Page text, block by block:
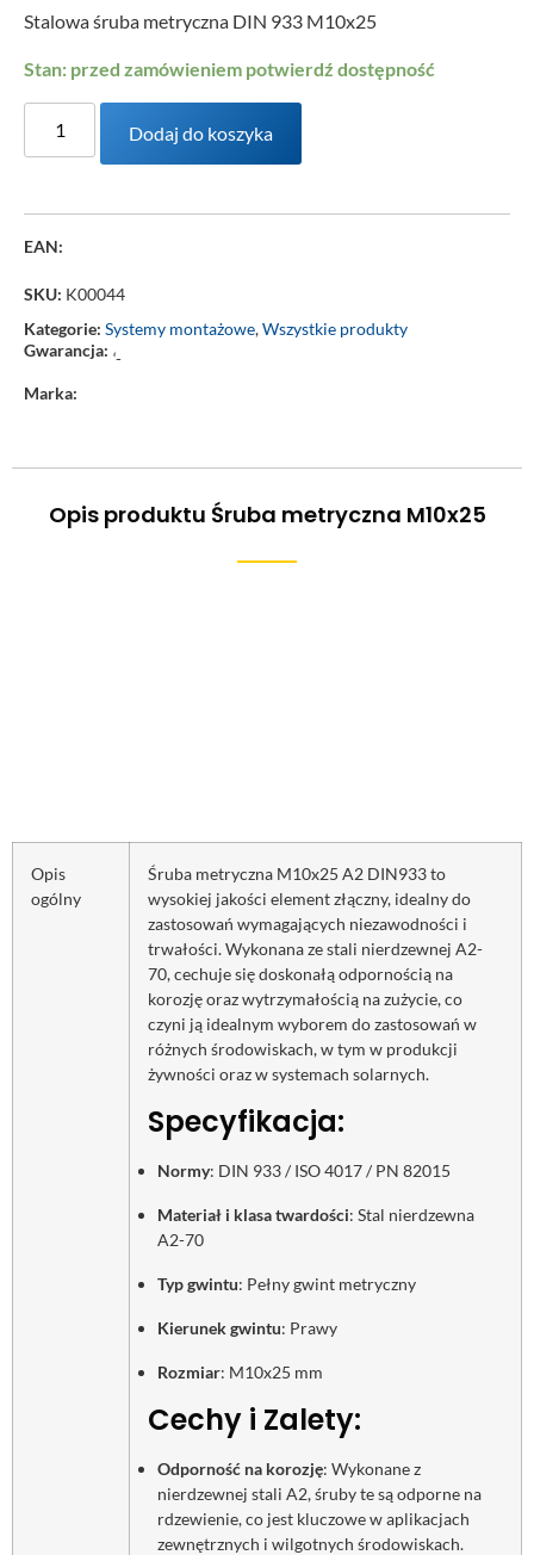
Stalowa śruba metryczna DIN 933 M10x25
Stan: przed zamówieniem potwierdź dostępność
Dodaj do koszyka
EAN:
SKU: K00044
Kategorie: Systemy montażowe,Wszystkie produkty
Gwarancja: ‘-
Marka:
Opis produktu Śruba metryczna M10x25
Opis
ogólny
Śruba metryczna M10x25 A2 DIN933 to
wysokiej jakości element złączny, idealny do
zastosowań wymagających niezawodności i
trwałości. Wykonana ze stali nierdzewnej A2-
70, cechuje się doskonałą odpornością na
korozję oraz wytrzymałością na zużycie, co
czyni ją idealnym wyborem do zastosowań w
różnych środowiskach, w tym w produkcji
żywności oraz w systemach solarnych.
Specyfikacja:
Normy: DIN 933 / ISO 4017 / PN 82015
Materiał i klasa twardości: Stal nierdzewna
A2-70
Typ gwintu: Pełny gwint metryczny
Kierunek gwintu: Prawy
Rozmiar: M10x25 mm
Cechy i Zalety:
Odporność na korozję: Wykonane z
nierdzewnej stali A2, śruby te są odporne na
rdzewienie, co jest kluczowe w aplikacjach
zewnętrznych i wilgotnych środowiskach.